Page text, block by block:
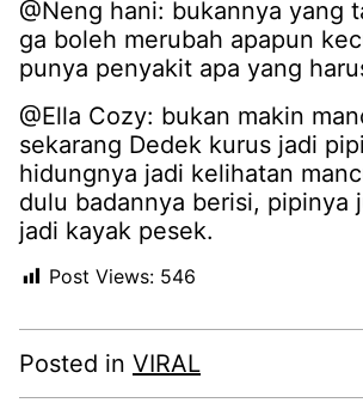
@Neng hani: bukannya yang
ga boleh merubah apapun
punya penyakit apa yang
@Ella Cozy: bukan makin
sekarang Dedek kurus jadi
hidungnya jadi kelihatan
dulu badannya berisi, pipinya
jadi kayak pesek.
Post Views: 546
Posted in VIRAL